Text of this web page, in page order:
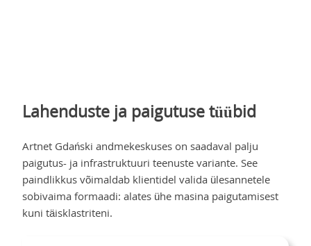
Lahenduste ja paigutuse tüübid
Artnet Gdański andmekeskuses on saadaval palju
paigutus- ja infrastruktuuri teenuste variante. See
paindlikkus võimaldab klientidel valida ülesannetele
sobivaima formaadi: alates ühe masina paigutamisest
kuni täisklastriteni.